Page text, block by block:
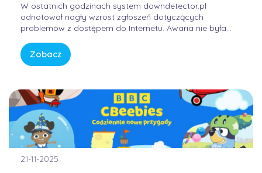
W ostatnich godzinach system downdetector.pl
odnotował nagły wzrost zgłoszeń dotyczących
problemów z dostępem do Internetu. Awaria nie była
lecz wynikała z przejściowego błędu w globalnej
infrastrukturze trasowania danych. Internet przypomina
Zobacz
21-11-2025